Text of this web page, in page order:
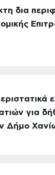
δια
για
Δήμο